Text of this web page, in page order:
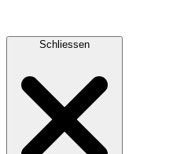
Schliessen